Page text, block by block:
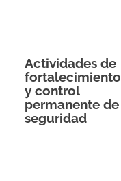
Actividades de
fortalecimiento
y control
permanente de
seguridad